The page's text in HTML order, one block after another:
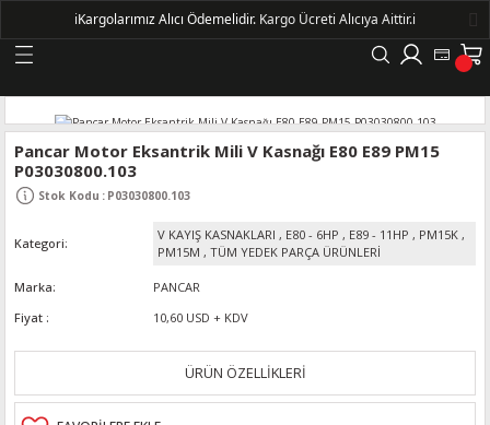
Geri Dön
Pancar Motor Eksantrik Mili V Kasnağı E80 E89 PM15
P03030800.103
Stok Kodu : P03030800.103
Kategori
V KAYIŞ KASNAKLARI , E80 - 6HP , E89 - 11HP , PM15K ,
PM15M , TÜM YEDEK PARÇA ÜRÜNLERİ
Marka
PANCAR
Fiyat
10,60 USD + KDV
ÜRÜN ÖZELLİKLERİ
ℹ️Kargolarımız Alıcı Ödemelidir. Kargo Ücreti Alıcıya Aittir.ℹ️